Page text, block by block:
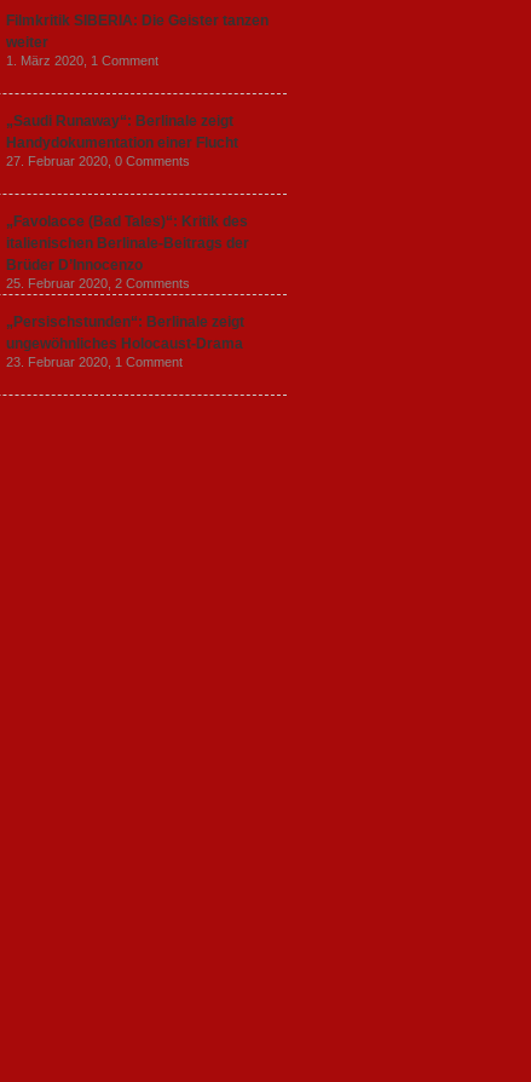
Filmkritik SIBERIA: Die Geister tanzen
weiter
1. März 2020, 1 Comment
„Saudi Runaway“: Berlinale zeigt
Handydokumentation einer Flucht
27. Februar 2020, 0 Comments
„Favolacce (Bad Tales)“: Kritik des
italienischen Berlinale-Beitrags der
Brüder D’Innocenzo
25. Februar 2020, 2 Comments
„Persischstunden“: Berlinale zeigt
ungewöhnliches Holocaust-Drama
23. Februar 2020, 1 Comment